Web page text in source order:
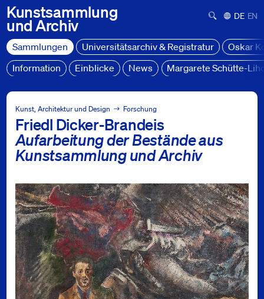
Kunstsammlung
undArchiv
Deutsch
Sammlungen Universitätsarchiv & Registratur
Oskar
Information
Einblicke News
Margarete Schütte-
Projekte
Friedl Dicker-Brandeis - Aufarbeitung der Bestände aus
Kunst, Architektur und Design Forschung
Friedl Dicker-Brandeis
Aufarbeitung der Bestände aus
Kunstsammlung und Archiv